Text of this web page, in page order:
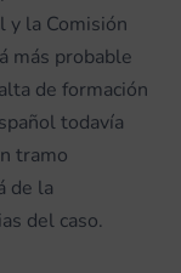
y la Comisión
más probable
de formación
todavía
tramo
de la
del caso.